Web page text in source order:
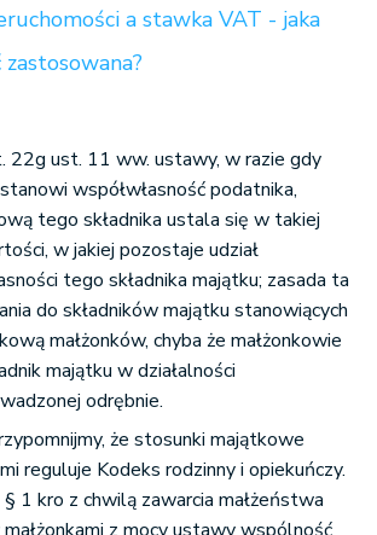
a stawka VAT - jaka
22g ust. 11 ww. ustawy, w razie gdy
współwłasność podatnika,
tego składnika ustala się w takiej
w jakiej pozostaje udział
tego składnika majątku; zasada ta
do składników majątku stanowiących
małżonków, chyba że małżonkowie
majątku w działalności
odrębnie.
że stosunki majątkowe
reguluje Kodeks rodzinny i opiekuńczy.
1 kro z chwilą zawarcia małżeństwa